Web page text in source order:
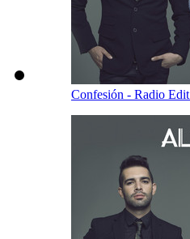
Confesión - Radio Edit